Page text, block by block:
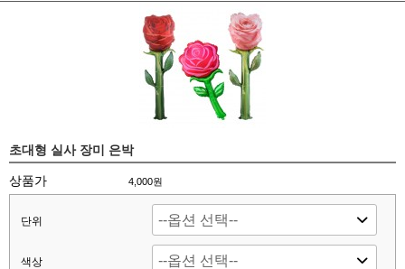
초대형 실사 장미 은박
상품가 4,000원
단위
색상